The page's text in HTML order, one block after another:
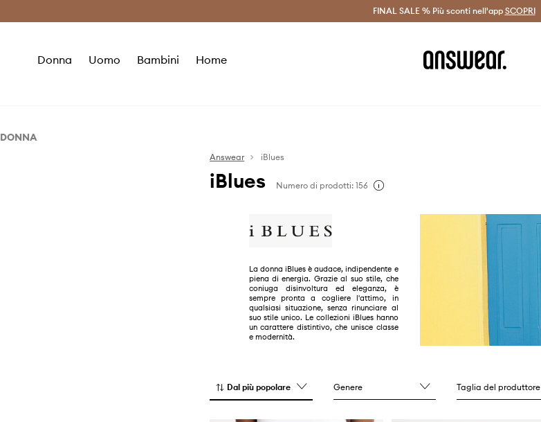
Risparmia con Answear Club > Spedizione entro 24 ore >
FINAL SALE % Più sconti nell'app SCOPRI
Donna Uomo Bambini Home
DONNA
Answear iBlues
iBlues Numero di prodotti: 156
La donna iBlues è audace, indipendente e
piena di energia. Grazie al suo stile, che
coniuga disinvoltura ed eleganza, è
sempre pronta a cogliere l'attimo, in
qualsiasi situazione, senza rinunciare al
suo stile unico. Le collezioni iBlues hanno
un carattere distintivo, che unisce classe
e modernità.
Dal più popolare Genere Taglia del produttore